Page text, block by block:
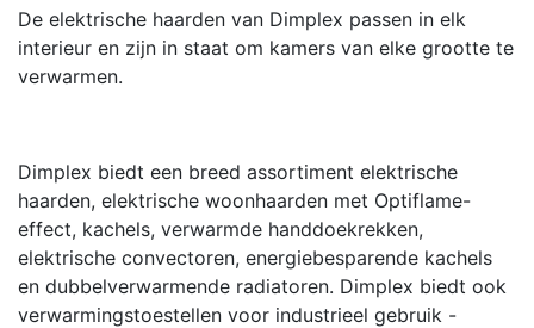
De elektrische haarden van Dimplex passen in elk
interieur en zijn in staat om kamers van elke grootte te
verwarmen.
Dimplex biedt een breed assortiment elektrische
haarden, elektrische woonhaarden met Optiflame-
effect, kachels, verwarmde handdoekrekken,
elektrische convectoren, energiebesparende kachels
en dubbelverwarmende radiatoren. Dimplex biedt ook
verwarmingstoestellen voor industrieel gebruik -